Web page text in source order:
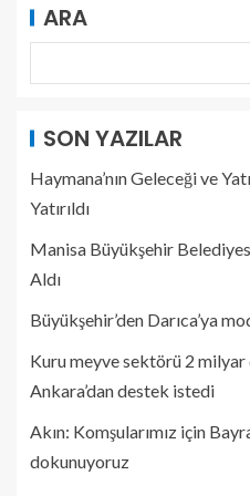
ARA
SON YAZILAR
Haymana’nın Geleceği ve
Yatırıldı
Manisa Büyükşehir
Aldı
Büyükşehir’den Darıca’ya
Kuru meyve sektörü 2
Ankara’dan destek istedi
Akın: Komşularımız için
dokunuyoruz